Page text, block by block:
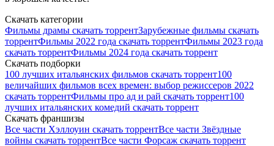
Скачать категории
Фильмы драмы скачать торрентЗарубежные фильмы скачать
торрентФильмы 2022 года скачать торрентФильмы 2023 года
скачать торрентФильмы 2024 года скачать торрент
Скачать подборки
100 лучших итальянских фильмов скачать торрент100
величайших фильмов всех времен: выбор режиссеров 2022
скачать торрентФильмы про ад и рай скачать торрент100
лучших итальянских комедий скачать торрент
Скачать франшизы
Все части Хэллоуин скачать торрентВсе части Звёздные
войны скачать торрентВсе части Форсаж скачать торрент